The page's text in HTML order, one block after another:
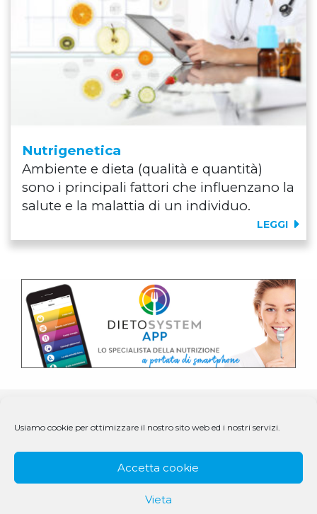
Usiamo cookie per ottimizzare il nostro sito web ed i nostri servizi.
Accetta cookie
Vieta
Nutrigenetica
Ambiente e dieta (qualità e quantità)
sono i principali fattori che influenzano la
salute e la malattia di un individuo.
LEGGI